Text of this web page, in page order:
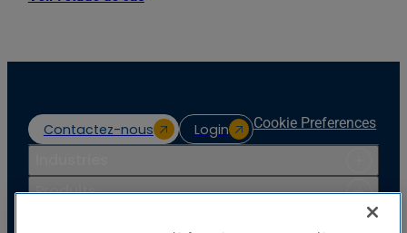
Contactez-nous Login Cookie Preferences
Produits